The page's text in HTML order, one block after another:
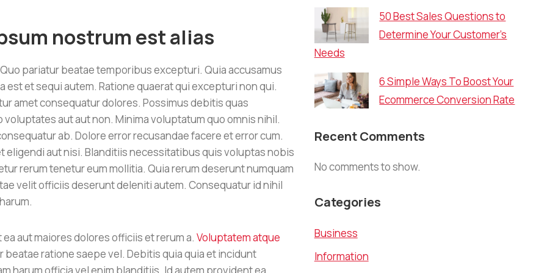
nostrum est alias
pariatur beatae temporibus excepturi. Quia accusamus
et sequi autem. Ratione quaerat qui excepturi non qui.
amet consequatur dolores. Possimus debitis quas
aut aut non. Minima voluptatum quo omnis nihil.
ab. Dolore error recusandae facere et error cum.
eligendi aut nisi. Blanditiis necessitatibus quis voluptas nobis
rerum tenetur eum mollitia. Quia rerum deserunt numquam
velit officiis deserunt deleniti autem. Consequatur id nihil
aut maiores dolores officiis et rerum a.Voluptatem atque
ratione saepe vel. Debitis quia quia et incidunt
harum officia vel enim blanditiis. Id autem provident ea
50 Best Sales Questions to
Determine Your Customer’s
Needs
6 Simple Ways To Boost Your
Ecommerce Conversion Rate
Recent Comments
No comments to show.
Categories
Business
Information